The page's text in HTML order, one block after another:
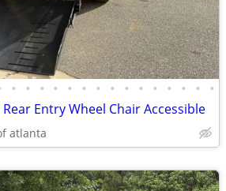
• • • • • • • • • • • • • • •
Entry Wheel Chair Accessible
atlanta